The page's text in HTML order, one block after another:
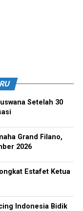
Setelah 30
Grand Filano,
2026
Estafet Ketua
Indonesia Bidik